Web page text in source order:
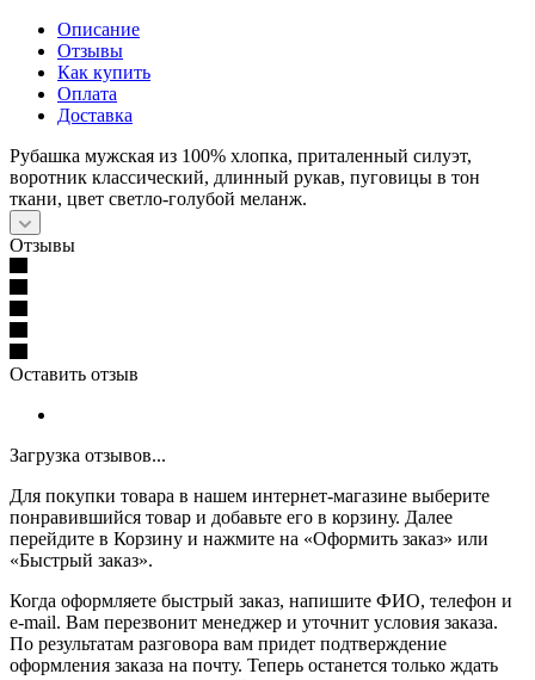
Описание
Отзывы
Как купить
Оплата
Доставка
Рубашка мужская из 100% хлопка, приталенный силуэт,
воротник классический, длинный рукав, пуговицы в тон
ткани, цвет светло-голубой меланж.
Отзывы
Оставить отзыв
Загрузка отзывов...
Для покупки товара в нашем интернет-магазине выберите
понравившийся товар и добавьте его в корзину. Далее
перейдите в Корзину и нажмите на «Оформить заказ» или
«Быстрый заказ».
Когда оформляете быстрый заказ, напишите ФИО, телефон и
e-mail. Вам перезвонит менеджер и уточнит условия заказа.
По результатам разговора вам придет подтверждение
оформления заказа на почту. Теперь останется только ждать